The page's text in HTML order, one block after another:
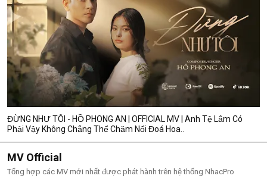
ĐỪNG NHƯ TÔI - HỒ PHONG AN | OFFICIAL MV | Anh Tệ Lắm Có
Phải Vậy Không Chẳng Thể Chăm Nổi Đoá Hoa..
MV Official
Tổng hợp các MV mới nhất được phát hành trên hệ thống NhacPro